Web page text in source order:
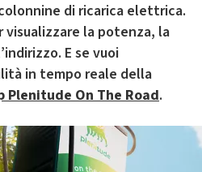
di ricarica elettrica.
visualizzare la potenza, la
E se vuoi
in tempo reale della
Plenitude On The Road.